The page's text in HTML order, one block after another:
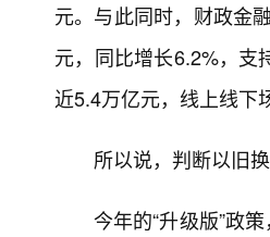
元。与此同时，财政金
元，同比增长6.2%，支
近5.4万亿元，线上线下
所以说，判断以旧
今年的“升级版”政